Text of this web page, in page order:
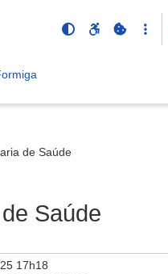
de Saúde
Saúde
17h18